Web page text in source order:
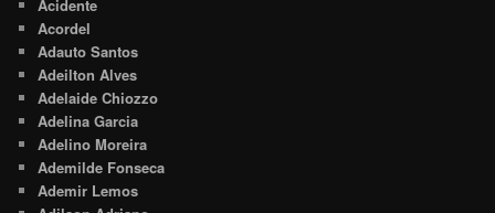
Acidente
Acordel
Adauto Santos
Adeilton Alves
Adelaide Chiozzo
Adelina Garcia
Adelino Moreira
Ademilde Fonseca
Ademir Lemos